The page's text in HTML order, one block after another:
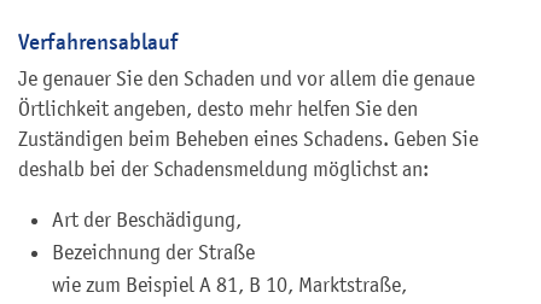
Verfahrensablauf
Je genauer Sie den Schaden und vor allem die genaue
Örtlichkeit angeben, desto mehr helfen Sie den
Zuständigen beim Beheben eines Schadens. Geben Sie
deshalb bei der Schadensmeldung möglichst an:
Art der Beschädigung,
Bezeichnung der Straße
wie zum Beispiel A 81, B 10, Marktstraße,